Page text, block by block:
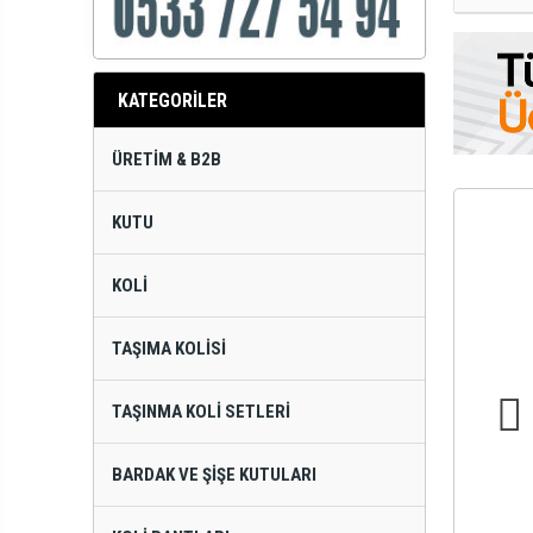
KATEGORİLER
ÜRETIM & B2B
KUTU
KOLI
TAŞIMA KOLISI
TAŞINMA KOLI SETLERI
BARDAK VE ŞIŞE KUTULARI